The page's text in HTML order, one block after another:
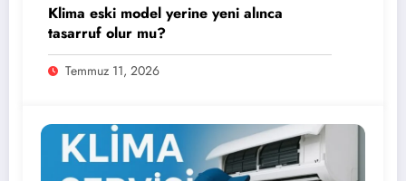
Klima eski model yerine yeni alınca
tasarruf olur mu?
Temmuz 11, 2026